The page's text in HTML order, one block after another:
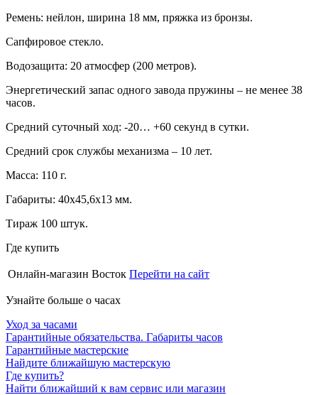
Ремень: нейлон, ширина 18 мм, пряжка из бронзы.
Сапфировое стекло.
Водозащита: 20 атмосфер (200 метров).
Энергетический запас одного завода пружины – не менее 38
часов.
Средний суточный ход: -20… +60 секунд в сутки.
Средний срок службы механизма – 10 лет.
Масса: 110 г.
Габариты: 40х45,6х13 мм.
Тираж 100 штук.
Где купить
Онлайн-магазин Восток Перейти на сайт
Узнайте больше о часах
Уход за часами
Гарантийные обязательства. Габариты часов
Гарантийные мастерские
Найдите ближайшую мастерскую
Где купить?
Найти ближайший к вам сервис или магазин